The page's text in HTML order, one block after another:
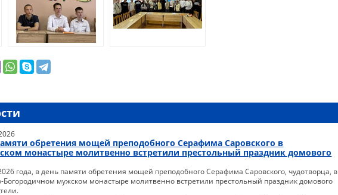
обретения мощей преподобного Серафима Саровского в
монастыре молитвенно встретили престольный праздник домового
года, в день памяти обретения мощей преподобного Серафима Саровского, чудотворца, в
Богородичном мужском монастыре молитвенно встретили престольный праздник домового